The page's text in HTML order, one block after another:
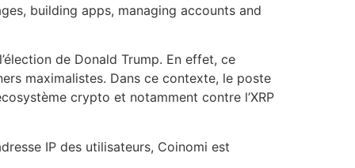
building apps, managing accounts and
de Donald Trump. En effet, ce
maximalistes. Dans ce contexte, le poste
crypto et notamment contre l’XRP
IP des utilisateurs, Coinomi est